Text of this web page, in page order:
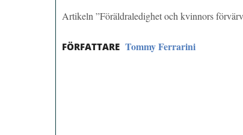
Artikeln ”Föräldraledighet och kvinnors
FÖRFATTARE Tommy Ferrarini